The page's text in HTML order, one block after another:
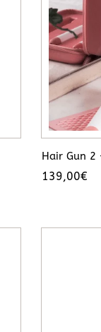
Hair Gun 2
139,00€